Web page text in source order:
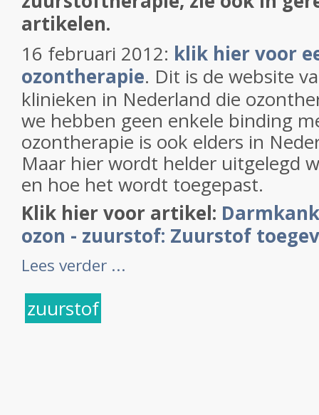
artikelen.
16 februari 2012: klik hier voor
ozontherapie. Dit is de website
klinieken in Nederland die
we hebben geen enkele binding
ozontherapie is ook elders in
Maar hier wordt helder uitgelegd
en hoe het wordt toegepast.
Klik hier voor artikel:
ozon - zuurstof: Zuurstof
Lees verder ...
zuurstof